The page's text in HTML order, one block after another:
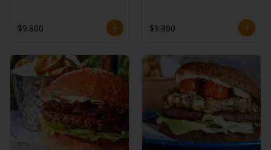
$9.800 $9.800